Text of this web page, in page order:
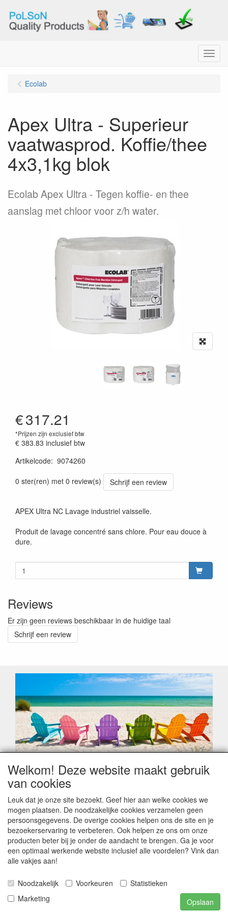
Menu
Ecolab
Apex Ultra - Superieur
vaatwasprod. Koffie/thee
4x3,1kg blok
Ecolab Apex Ultra - Tegen koffie- en thee
aanslag met chloor voor z/h water.
€317.21
*Prijzen zijn exclusief btw
€ 383.83 inclusief btw
Artikelcode: 9074260
0 ster(ren) met 0 review(s)
Schrijf een review
APEX Ultra NC Lavage industriel vaisselle.
Produit de lavage concentré sans chlore. Pour eau douce à
dure.
Reviews
Er zijn geen reviews beschikbaar in de huidige taal
Schrijf een review
Geachte klant,
Zoals elk jaar zorgt de verlofperiode, naast een hoop
leveringsproblemen.
Sommige fabrikanten sluiten of werken met een
vakantiebezetting.
Bestellingen die vanaf +/- 15 juli geplaatst worden kunnen
hierdoor vertraging oplopen. Wanneer die voorradig is en alle
betalingsmodaliteiten zijn vervuld dan de bestelling verstuurd
worden. Indien deze nog terug moeten binnen komen dan is
Augustus stabiliseert zich dit dan wel en kunnen wij, meestal,
opnieuw vlot werken.
Bedankt voor uw begrip.
Welkom! Deze website maakt gebruik
van cookies
Leuk dat je onze site bezoekt. Geef hier aan welke cookies we
mogen plaatsen. De noodzakelijke cookies verzamelen geen
persoonsgegevens. De overige cookies helpen ons de site en je
bezoekerservaring te verbeteren. Ook helpen ze ons om onze
producten beter bij je onder de aandacht te brengen. Ga je voor
een optimaal werkende website inclusief alle voordelen? Vink dan
alle vakjes aan!
Noodzakelijk Voorkeuren
Statistieken
Marketing
Opslaan